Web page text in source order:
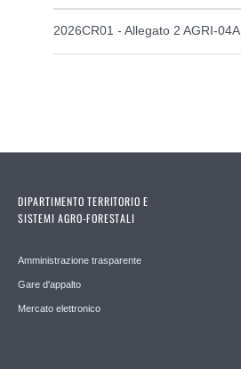
2026CR01 - Allegato 2 AGRI-04A
DIPARTIMENTO TERRITORIO E
SISTEMI AGRO-FORESTALI
Amministrazione trasparente
Gare d'appalto
Mercato elettronico